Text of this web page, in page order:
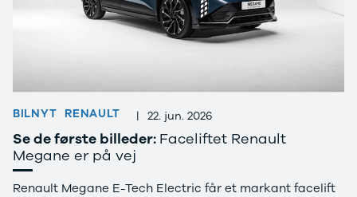
BILNYT RENAULT | 22. jun. 2026
Se de første billeder: Faceliftet Renault
Megane er på vej
Renault Megane E-Tech Electric får et markant facelift